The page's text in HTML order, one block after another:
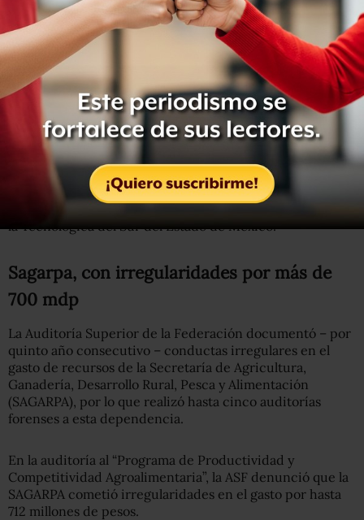
Adquisiciones, Arrendamientos y Servicios del Sector
Público.
El monto del desvío asciende a 831 millones de pesos, a
través de cuatro instituciones de educación superior y
las dependencias involucradas son
La ASF detectó que la Secretaría de Desarrollo Social
(SEDESOL) y la de Ganadería, Pesca y Alimentación
(SAGARPA) celebraron este tipo de contratos con las
universidades Politécnica del Sur de Zacatecas, la
Tecnológica de Nezahualcóyotl, Politécnica de Texcoco y
la Tecnológica del Sur del Estado de México.
Sagarpa, con irregularidades por más de
700 mdp
La Auditoría Superior de la Federación documentó – por
quinto año consecutivo – conductas irregulares en el
gasto de recursos de la Secretaría de Agricultura,
Ganadería, Desarrollo Rural, Pesca y Alimentación
(SAGARPA), por lo que realizó hasta cinco auditorías
forenses a esta dependencia.
En la auditoría al “Programa de Productividad y
Competitividad Agroalimentaria”, la ASF denunció que la
SAGARPA cometió irregularidades en el gasto por hasta
712 millones de pesos.